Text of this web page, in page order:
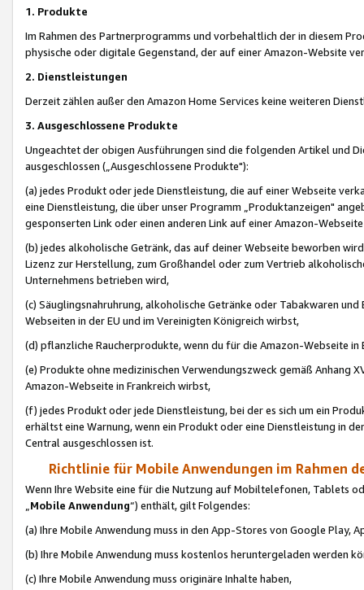
1. Produkte
Im Rahmen des Partnerprogramms und vorbehaltlich der in diesem
physische oder digitale Gegenstand, der auf einer Amazon-Website
2. Dienstleistungen
Derzeit zählen außer den Amazon Home Services keine weiteren
3. Ausgeschlossene Produkte
Ungeachtet der obigen Ausführungen sind die folgenden Artikel und
ausgeschlossen („Ausgeschlossene Produkte"):
(a) jedes Produkt oder jede Dienstleistung, die auf einer Webseite
eine Dienstleistung, die über unser Programm „Produktanzeigen"
gesponserten Link oder einen anderen Link auf einer Amazon-
(b) jedes alkoholische Getränk, das auf deiner Webseite beworben
Lizenz zur Herstellung, zum Großhandel oder zum Vertrieb
Unternehmens betrieben wird,
(c) Säuglingsnahruhrung, alkoholische Getränke oder Tabakwaren
Webseiten in der EU und im Vereinigten Königreich wirbst,
(d) pflanzliche Raucherprodukte, wenn du für die Amazon-Webseite in
(e) Produkte ohne medizinischen Verwendungszweck gemäß Anhang
Amazon-Webseite in Frankreich wirbst,
(f) jedes Produkt oder jede Dienstleistung, bei der es sich um ein
erhältst eine Warnung, wenn ein Produkt oder eine Dienstleistung in
Central ausgeschlossen ist.
Richtlinie für Mobile Anwendungen im Rahmen
Wenn Ihre Website eine für die Nutzung auf Mobiltelefonen, Tablets
„Mobile Anwendung“) enthält, gilt Folgendes:
(a) Ihre Mobile Anwendung muss in den App-Stores von Google Play,
(b) Ihre Mobile Anwendung muss kostenlos heruntergeladen werden
(c) Ihre Mobile Anwendung muss originäre Inhalte haben,